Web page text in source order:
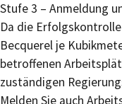
Stufe 3 – Anmeldung
Da die
Becquerel je
betroffenen
zuständigen
Melden Sie auch